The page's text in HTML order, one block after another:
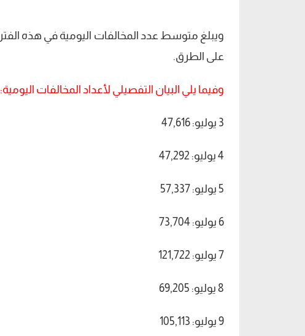
على الطرق.
وفيما يلي البيان التفصيلي لأعداد المخالفات اليومية:
3 يوليو: 47,616
4 يوليو: 47,292
5 يوليو: 57,337
6 يوليو: 73,704
7 يوليو: 121,722
8 يوليو: 69,205
9 يوليو: 105,113